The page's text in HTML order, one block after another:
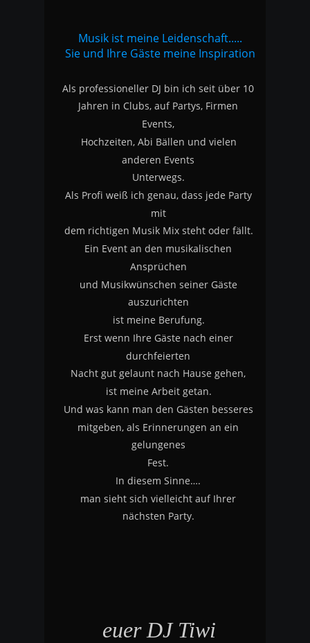
Als professioneller DJ bin ich seit über 10
Jahren in Clubs, auf Partys, Firmen
Events,
Hochzeiten, Abi Bällen und vielen
anderen Events
Unterwegs.
Als Profi weiß ich genau, dass jede Party
mit
dem richtigen Musik Mix steht oder fällt.
Ein Event an den musikalischen
Ansprüchen
und Musikwünschen seiner Gäste
auszurichten
ist meine Berufung.
Erst wenn Ihre Gäste nach einer
durchfeierten
Nacht gut gelaunt nach Hause gehen,
ist meine Arbeit getan.
Und was kann man den Gästen besseres
mitgeben, als Erinnerungen an ein
gelungenes
Fest.
In diesem Sinne….
man sieht sich vielleicht auf Ihrer
nächsten Party.
Musik ist meine Leidenschaft.....
Sie und Ihre Gäste meine Inspiration
euer DJ Tiwi